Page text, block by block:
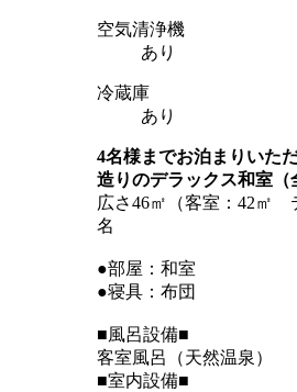
空気清浄機
あり
冷蔵庫
あり
4名様までお泊まりいた
造りのデラックス和室（
広さ46㎡（客室：42㎡
名
●部屋：和室
●寝具：布団
■風呂設備■
客室風呂（天然温泉）
■室内設備■